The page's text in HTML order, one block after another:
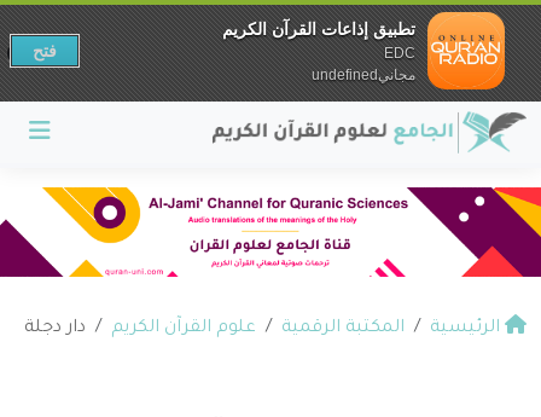
الرئيسية المكتبة الرقمية علوم القرآن الكريم دار دجلة
تطبيق إذاعات القرآن الكريم
EDC
مجانيundefined
فتح